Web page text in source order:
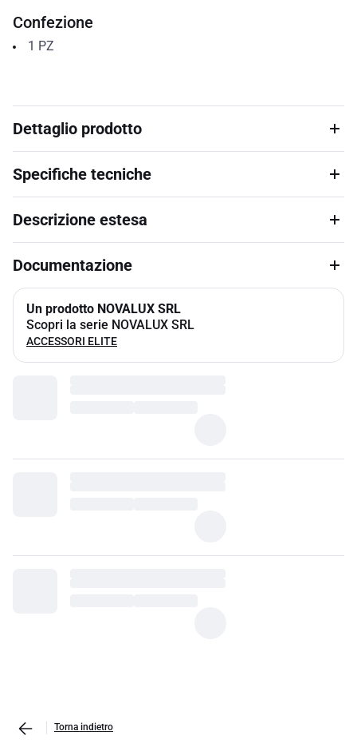
Confezione
1 PZ
Dettaglio prodotto
Specifiche tecniche
Descrizione estesa
Documentazione
Un prodotto NOVALUX SRL
Scopri la serie NOVALUX SRL
ACCESSORI ELITE
Torna indietro